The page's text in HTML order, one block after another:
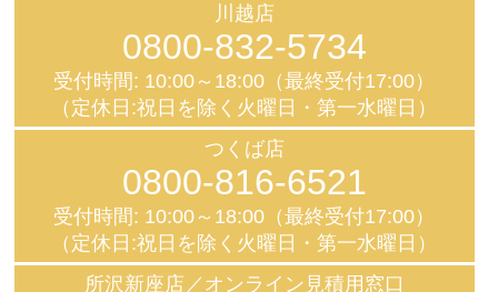
川越店
0800-832-5734
受付時間: 10:00～18:00（最終受付17:00）
（定休日:祝日を除く火曜日・第一水曜日）
つくば店
0800-816-6521
受付時間: 10:00～18:00（最終受付17:00）
（定休日:祝日を除く火曜日・第一水曜日）
所沢新座店／オンライン見積用窓口